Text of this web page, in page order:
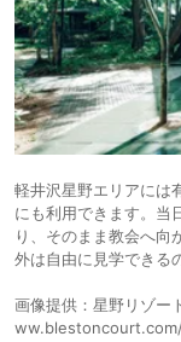
軽井沢星野エリアには
にも利用できます。当
り、そのまま教会へ
外は自由に見学できる
画像提供：星野リゾ
ww.blestoncourt.com/